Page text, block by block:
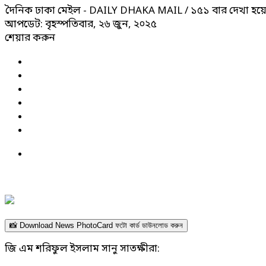
দৈনিক ঢাকা মেইল - DAILY DHAKA MAIL/ ১৫১ বার দেখা
আপডেট: বৃহস্পতিবার, ২৬ জুন, ২০২৫
শেয়ার করুন
📸 Download News PhotoCard ফটো কার্ড ডাউনলোড করুন
জি এম শরিফুল ইসলাম সানু সাতক্ষীরা: